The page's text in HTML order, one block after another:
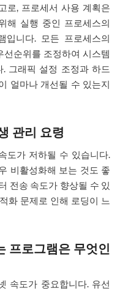
로, 프로세서 사용 계획은
해 실행 중인 프로세스의
입니다. 모든 프로세스의
순위를 조정하여 시스템
그래픽 설정 조정과 하드
얼마나 개선될 수 있는지
관리 요령
도가 저하될 수 있습니다.
비활성화해 보는 것도 좋
전송 속도가 향상될 수 있
화 문제로 인해 로딩이 느
프로그램은 무엇인
속도가 중요합니다. 유선